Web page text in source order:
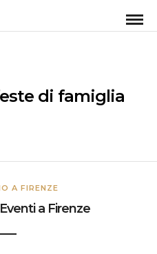
di famiglia
A FIRENZE
a Firenze